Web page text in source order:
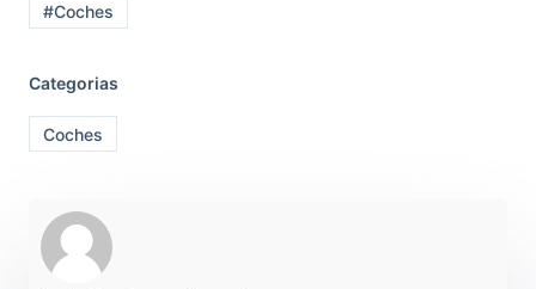
#Coches
Categorias
Coches